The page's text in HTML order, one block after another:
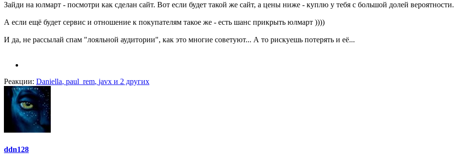
Зайди на юлмарт - посмотри как сделан сайт. Вот если будет такой же сайт, а цены ниже - куплю у тебя с большой долей вероятности.
А если ещё будет сервис и отношение к покупателям такое же - есть шанс прикрыть юлмарт ))))
И да, не рассылай спам "лояльной аудитории", как это многие советуют... А то рискуешь потерять и её...
Реакции: Daniella, paul_rem, javx и 2 других
ddn128